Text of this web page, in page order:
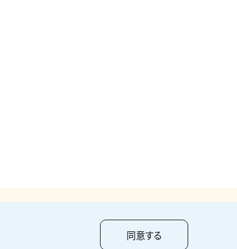
KUMAGAI GUMI CO.,LTD All Rights Reserved.
同意する